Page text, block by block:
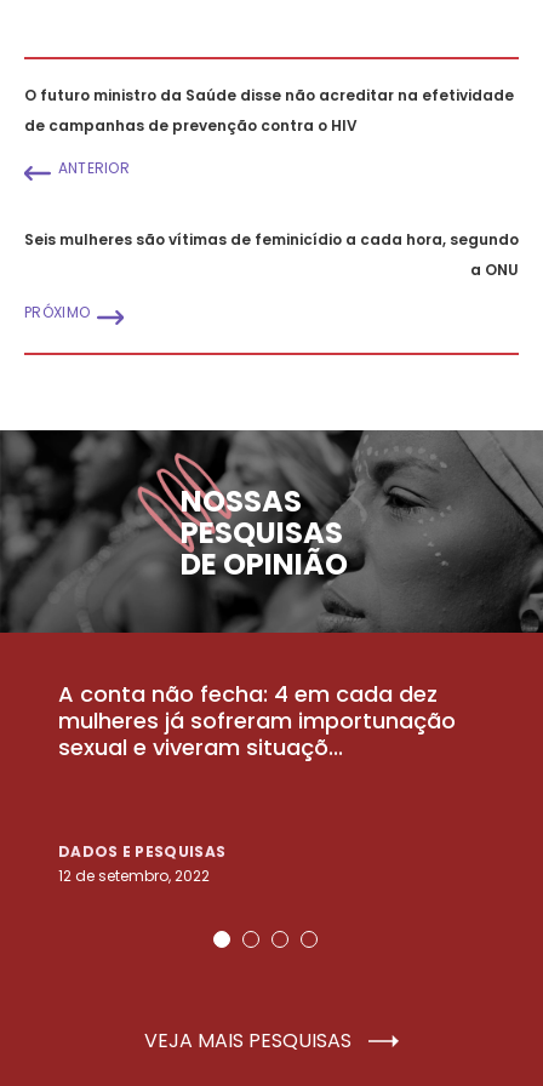
O futuro ministro da Saúde disse não acreditar na efetividade
de campanhas de prevenção contra o HIV
ANTERIOR
Seis mulheres são vítimas de feminicídio a cada hora, segundo
a ONU
PRÓXIMO
NOSSAS
PESQUISAS
DE OPINIÃO
A conta não fecha: 4 em cada dez
mulheres já sofreram importunação
sexual e viveram situaçõ...
DADOS E PESQUISAS
12 de setembro, 2022
VEJA MAIS PESQUISAS